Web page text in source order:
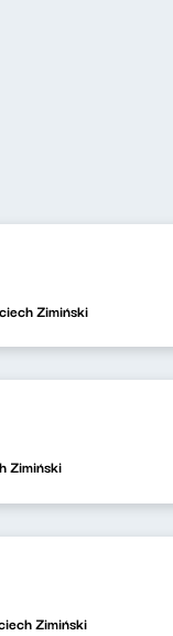
Zimiński
Zimiński
Zimiński